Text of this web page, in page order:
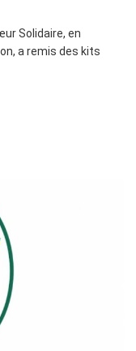
Solidaire, en
a remis des kits